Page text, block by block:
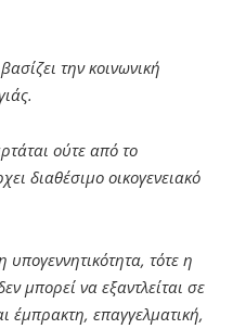
την κοινωνική
ούτε από το
διαθέσιμο οικογενειακό
τότε η
μπορεί να εξαντλείται σε
έμπρακτη, επαγγελματική,